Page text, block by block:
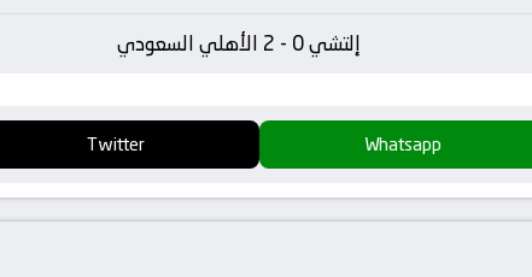
إلتشي 0 - 2 الأهلي السعودي
Twitter Whatsapp